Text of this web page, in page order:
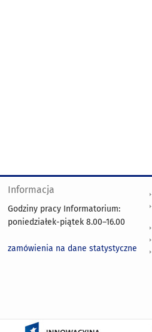
Informacja
Godziny pracy Informatorium:
poniedziałek-piątek 8.00–16.00
zamówienia na dane statystyczne